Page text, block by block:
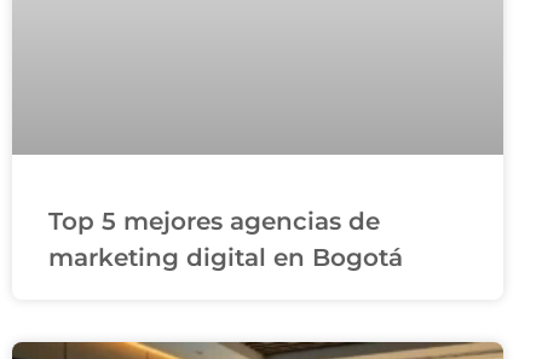
Top 5 mejores agencias de
marketing digital en Bogotá